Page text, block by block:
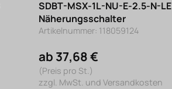
SDBT-MSX-1L-NU-E-2.5-N-LE
Näherungsschalter
Artikelnummer: 118059124
ab 37,68 €
(Preis pro St.)
zzgl. MwSt. und Versandkosten